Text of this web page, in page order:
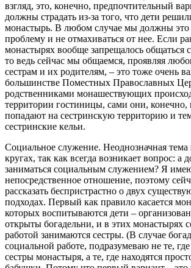
взгляд, это, конечно, предпочтительный
должны страдать из-за того, что дети
монастырь. В любом случае мы должны это
проблему и не отмахиваться от нее. Если
монастырях вообще запрещалось общаться
то ведь сейчас мы общаемся, проявляя
сестрам и их родителям, – это тоже очень
большинстве Поместных Православных
родственниками монашествующих
территории гостиницы, сами они, конечно,
попадают на сестринскую территорию и
сестринские кельи.
Социальное служение. Неоднозначная
кругах, так как всегда возникает вопрос: а
заниматься социальным служением? Я
непосредственное отношение, поэтому
рассказать беспристрастно о двух
подходах. Первый как правило касается
которых воспитываются дети –
открыты богадельни, и в этих монастырях
работой занимаются сестры. (В случае
социальной работе, подразумеваю не те,
сестры монастыря, а те, где находятся